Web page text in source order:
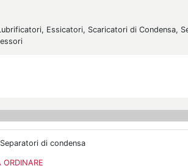
Essicatori, Scaricatori di Condensa,
di condensa